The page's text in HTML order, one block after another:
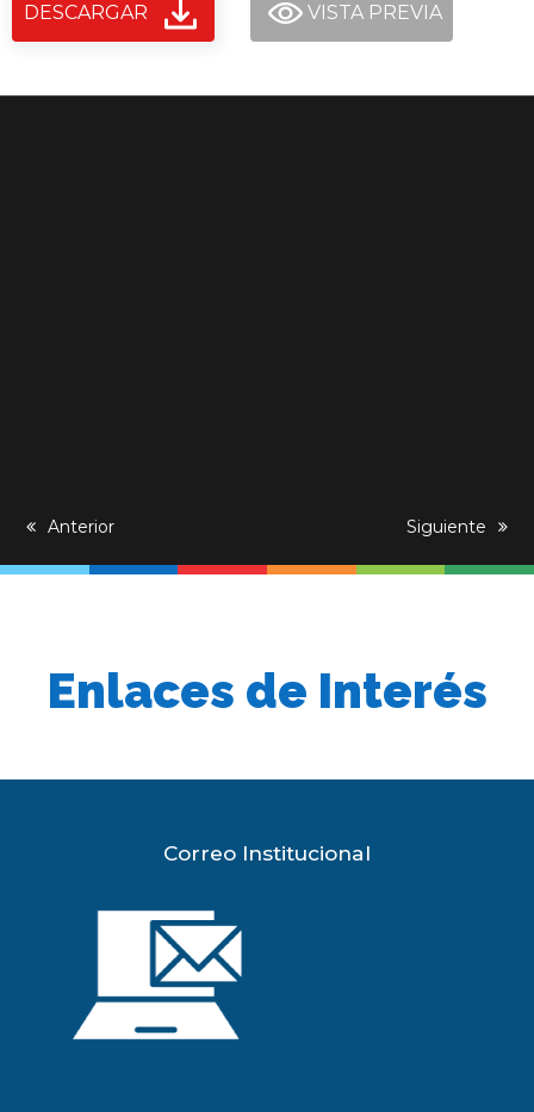
DESCARGAR VISTA PREVIA
previous
Anterior
next
Siguiente
Enlaces de Interés
Correo Institucional